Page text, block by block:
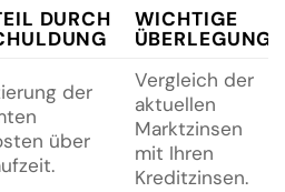
DURCH
WICHTIGE
ÜBERLEGUNG
der
über
Vergleich der
aktuellen
Marktzinsen
mit Ihren
Kreditzinsen.